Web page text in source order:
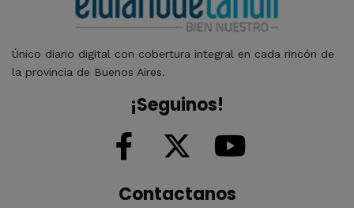
Único diario digital con cobertura integral en cada rincón de
la provincia de Buenos Aires.
¡Seguinos!
Contactanos